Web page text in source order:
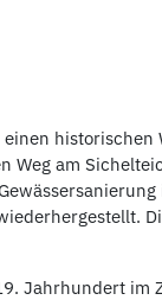
historischen
Weg am
Jahrhundert im